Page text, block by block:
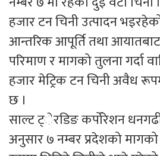
हजार टन चिनी उत्पादन
आन्तरिक आपूर्ति तथा
परिमाण र मागको तुलना गर्दा
हजार मेट्रिक टन चिनी अवैध
छ ।
साल्ट ट्ेरडिङ कर्पोरेशन
अनुसार ७ नम्बर प्रदेशको